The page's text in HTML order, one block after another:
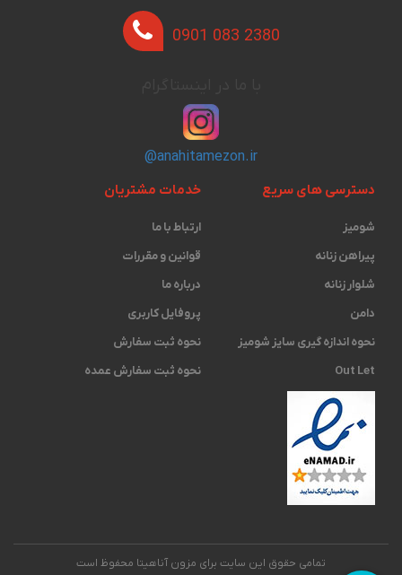
0901 083 2380
@anahitamezon.ir
دسترسی های سریع
شومیز
پیراهن زنانه
شلوار زنانه
دامن
نحوه اندازه گیری ‫سایز شومیز
Out Let
خدمات مشتریان
ارتباط با ما
قوانین و مقررات
درباره ما
پروفایل کاربری
نحوه ثبت سفارش
نحوه ثبت سفارش عمده
تمامی حقوق این سایت برای مزون آناهیتا محفوظ است